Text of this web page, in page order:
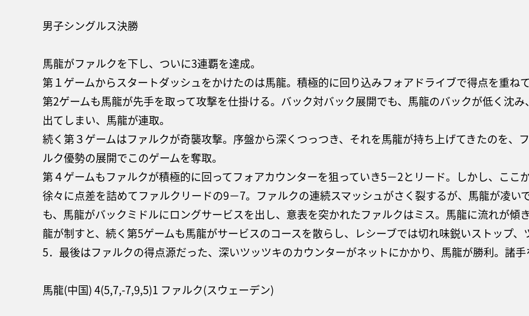
男子シングルス決勝
馬龍がファルクを下し、ついに3連覇を達成。
第１ゲームからスタートダッシュをかけたのは馬龍。積極的に回り込みフォアドライブで得点を重ね
第2ゲームも馬龍が先手を取って攻撃を仕掛ける。バック対バック展開でも、馬龍のバックが低く沈
出てしまい、馬龍が連取。
続く第３ゲームはファルクが奇襲攻撃。序盤から深くつっつき、それを馬龍が持ち上げてきたのを、
ルク優勢の展開でこのゲームを奪取。
第４ゲームもファルクが積極的に回ってフォアカウンターを狙っていき5－2とリード。しかし、ここ
徐々に点差を詰めてファルクリードの9－7。ファルクの連続スマッシュがさく裂するが、馬龍が凌
も、馬龍がバックミドルにロングサービスを出し、意表を突かれたファルクはミス。馬龍に流れが傾
龍が制すと、続く第5ゲームも馬龍がサービスのコースを散らし、レシーブでは切れ味鋭いストップ
5．最後はファルクの得点源だった、深いツッツキのカウンターがネットにかかり、馬龍が勝利。諸
馬龍(中国) 4(5,7,-7,9,5)1 ファルク(スウェーデン)